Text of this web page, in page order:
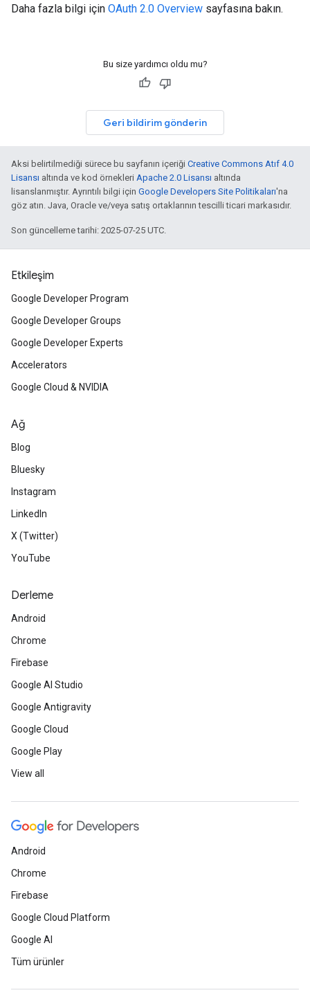
Daha fazla bilgi için OAuth 2.0 Overview sayfasına bakın.
Bu size yardımcı oldu mu?
Geri bildirim gönderin
Aksi belirtilmediği sürece bu sayfanın içeriği Creative Commons Atıf 4.0
Lisansı altında ve kod örnekleri Apache 2.0 Lisansı altında
lisanslanmıştır. Ayrıntılı bilgi için Google Developers Site Politikaları'na
göz atın. Java, Oracle ve/veya satış ortaklarının tescilli ticari markasıdır.
Son güncelleme tarihi: 2025-07-25 UTC.
Etkileşim
Google Developer Program
Google Developer Groups
Google Developer Experts
Accelerators
Google Cloud & NVIDIA
Ağ
Blog
Bluesky
Instagram
LinkedIn
X (Twitter)
YouTube
Derleme
Android
Chrome
Firebase
Google AI Studio
Google Antigravity
Google Cloud
Google Play
View all
Android
Chrome
Firebase
Google Cloud Platform
Google AI
Tüm ürünler